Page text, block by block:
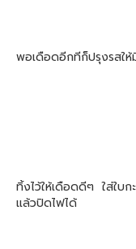
พอเดือดอีกทีก็ปรุงรสให้
ทิ้งไว้ให้เดือดดีๆ ใส่ใบก
แล้วปิดไฟได้